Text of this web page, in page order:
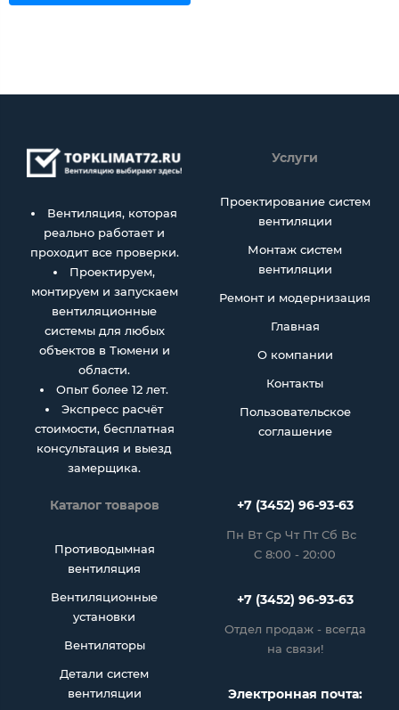
Вентиляция, которая
реально работает и
проходит все проверки.
Проектируем,
монтируем и запускаем
вентиляционные
системы для любых
объектов в Тюмени и
области.
Опыт более 12 лет.
Экспресс расчёт
стоимости, бесплатная
консультация и выезд
замерщика.
Услуги
Проектирование систем
вентиляции
Монтаж систем
вентиляции
Ремонт и модернизация
Главная
О компании
Контакты
Пользовательское
соглашение
Каталог товаров
Противодымная
вентиляция
Вентиляционные
установки
Вентиляторы
Детали систем
вентиляции
+7 (3452) 96-93-63
Пн Вт Ср Чт Пт Сб Вс
С 8:00 - 20:00
+7 (3452) 96-93-63
Отдел продаж - всегда
на связи!
Электронная почта: